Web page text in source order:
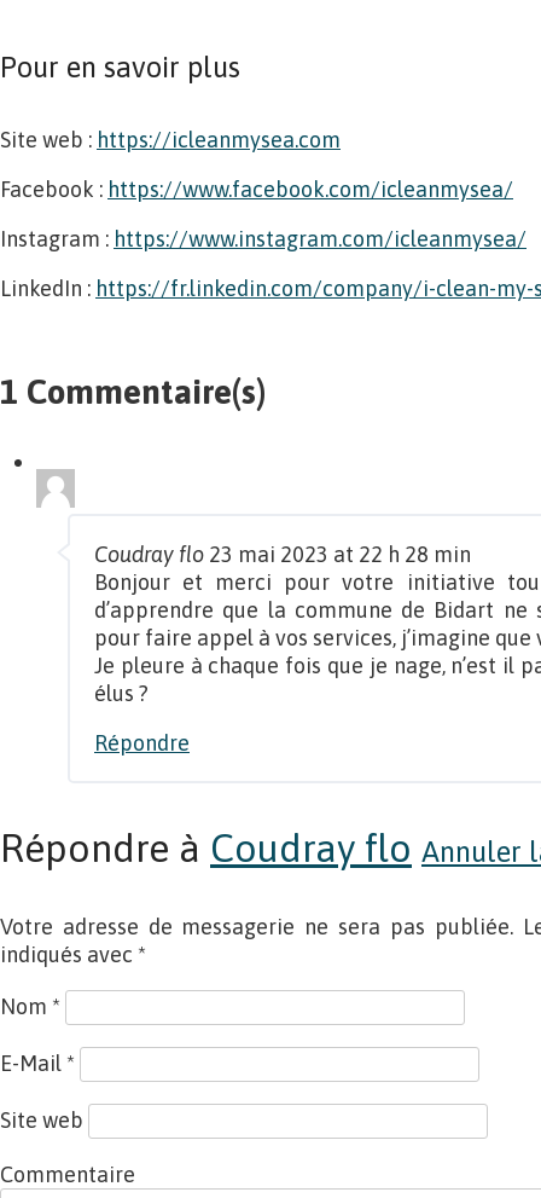
Pour en savoir plus
Site web : https://icleanmysea.com
Facebook : https://www.facebook.com/icleanmysea/
Instagram : https://www.instagram.com/icleanmysea/
LinkedIn : https://fr.linkedin.com/company/i-clean-my-
1 Commentaire(s)
Coudray flo 23 mai 2023 at 22 h 28 min
Bonjour et merci pour votre initiative
d’apprendre que la commune de Bidart ne
pour faire appel à vos services, j’imagine que
Je pleure à chaque fois que je nage, n’est il
élus ?
Répondre
Répondre à Coudray flo Annuler
Votre adresse de messagerie ne sera pas publiée.
indiqués avec *
Nom *
E-Mail *
Site web
Commentaire